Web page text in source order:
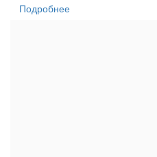
Подробнее